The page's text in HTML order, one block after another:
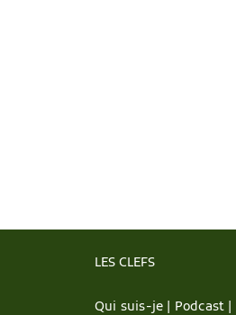
LES CLEFS
Qui suis-je | Podcast |